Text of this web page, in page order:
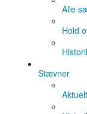
Alle
Hold
Stævner